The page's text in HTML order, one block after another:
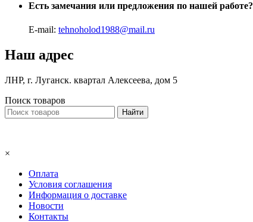
Есть замечания или предложения по нашей работе?
E-mail: tehnoholod1988@mail.ru
Наш адрес
ЛНР, г. Луганск. квартал Алексеева, дом 5
Поиск товаров
×
Оплата
Условия соглашения
Информация о доставке
Новости
Контакты